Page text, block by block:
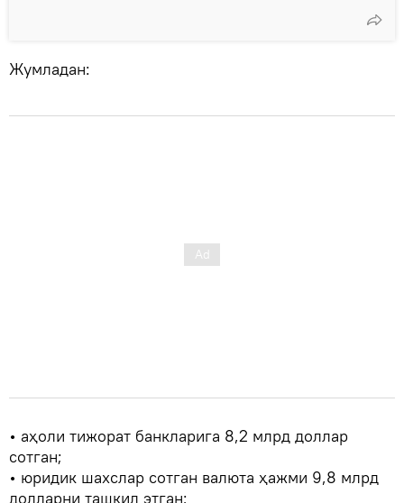
Жумладан:
• аҳоли тижорат банкларига 8,2 млрд доллар
сотган;
• юридик шахслар сотган валюта ҳажми 9,8 млрд
долларни ташкил этган;